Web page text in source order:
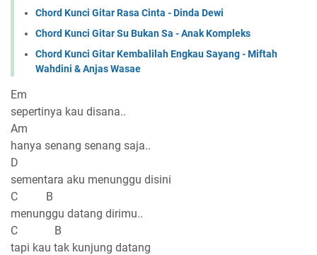
Chord Kunci Gitar Rasa Cinta - Dinda Dewi
Chord Kunci Gitar Su Bukan Sa - Anak Kompleks
Chord Kunci Gitar Kembalilah Engkau Sayang - Miftah
Wahdini & Anjas Wasae
Em
sepertinya kau disana..
Am
hanya senang senang saja..
D
sementara aku menunggu disini
C B
menunggu datang dirimu..
C B
tapi kau tak kunjung datang